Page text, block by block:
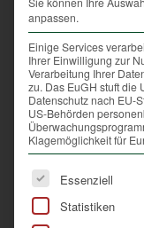
Strenge Regeln
Heute kann die
verschiedene
und Jäger üben
und Respekt vor
nach Art,
Wildtiere werden
positioniert.
rechte Seite die
Position keine
können. Diesem
anpassen.
Einige Services
Ihrer Einwilligung zur
Verarbeitung Ihrer
zu. Das EuGH stuft die
Datenschutz nach EU-
US-Behörden
Klagemöglichkeit für
Es folgt eine
Essenziell
Statistiken